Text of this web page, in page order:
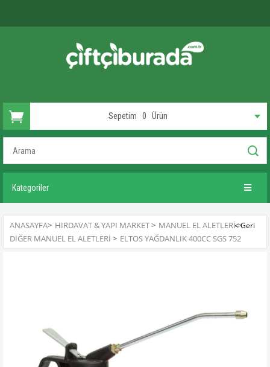
Sepetim 0 Ürün
Kategoriler
ANASAYFA> HIRDAVAT & YAPI MARKET> MANUEL EL ALETLERI>
DIĞER MANUEL EL ALETLERI > ELTOS YAĞDANLIK 400CC SGS 752